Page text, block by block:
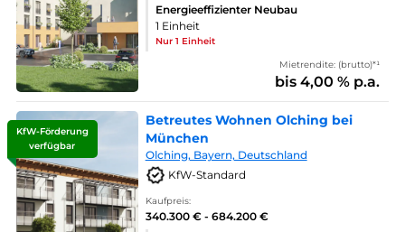
Energieeffizienter Neubau
1 Einheit
Nur 1 Einheit
Mietrendite: (brutto)*¹
bis 4,00 % p.a.
KfW-Förderung
verfügbar
Betreutes Wohnen Olching bei
München
Olching, Bayern, Deutschland
KfW-Standard
Kaufpreis:
340.300 € - 684.200 €